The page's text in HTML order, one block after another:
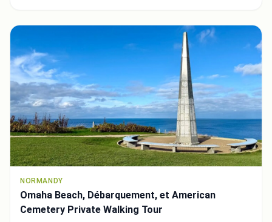
NORMANDY
Omaha Beach, Débarquement, et American
Cemetery Private Walking Tour